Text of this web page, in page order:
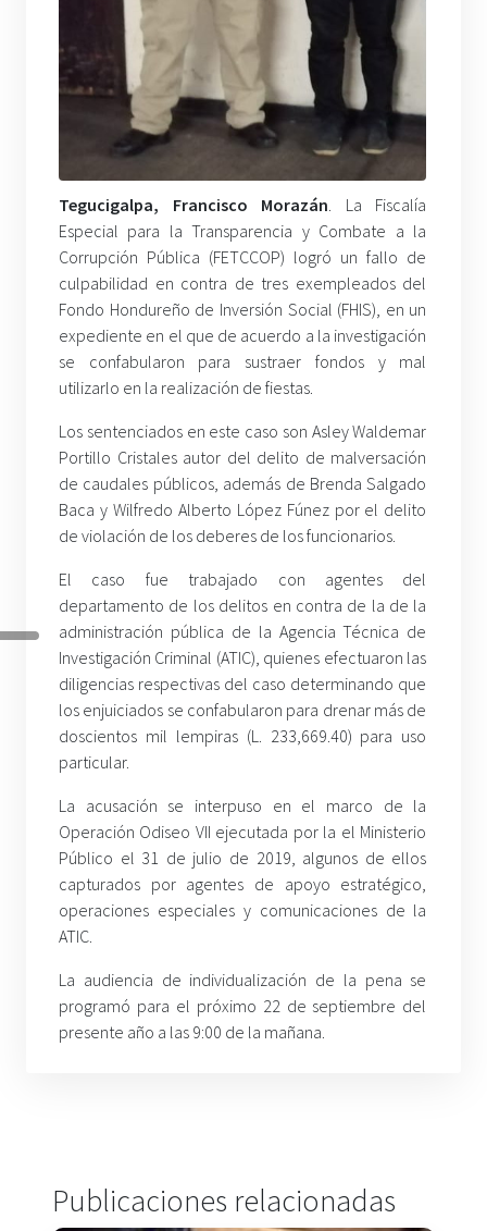
Tegucigalpa, Francisco Morazán . La Fiscalía
Especial para la Transparencia y Combate a la
Corrupción Pública (FETCCOP) logró un fallo de
culpabilidad en contra de tres exempleados del
Fondo Hondureño de Inversión Social (FHIS), en un
expediente en el que de acuerdo a la investigación
se confabularon para sustraer fondos y mal
utilizarlo en la realización de fiestas.
Los sentenciados en este caso son Asley Waldemar
Portillo Cristales autor del delito de malversación
de caudales públicos, además de Brenda Salgado
Baca y Wilfredo Alberto López Fúnez por el delito
de violación de los deberes de los funcionarios.
El caso fue trabajado con agentes del
departamento de los delitos en contra de la de la
administración pública de la Agencia Técnica de
Investigación Criminal (ATIC), quienes efectuaron las
diligencias respectivas del caso determinando que
los enjuiciados se confabularon para drenar más de
doscientos mil lempiras (L. 233,669.40) para uso
particular.
La acusación se interpuso en el marco de la
Operación Odiseo VII ejecutada por la el Ministerio
Público el 31 de julio de 2019, algunos de ellos
capturados por agentes de apoyo estratégico,
operaciones especiales y comunicaciones de la
ATIC.
La audiencia de individualización de la pena se
programó para el próximo 22 de septiembre del
presente año a las 9:00 de la mañana.
Publicaciones relacionadas